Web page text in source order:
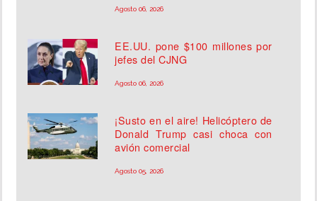
Agosto 06, 2026
EE.UU. pone $100 millones por
jefes del CJNG
Agosto 06, 2026
¡Susto en el aire! Helicóptero de
Donald Trump casi choca con
avión comercial
Agosto 05, 2026